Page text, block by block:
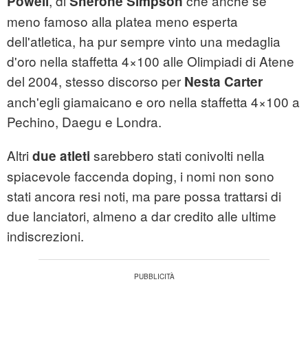
meno famoso alla platea meno esperta
dell'atletica, ha pur sempre vinto una medaglia
d'oro nella staffetta 4×100 alle Olimpiadi di Atene
del 2004, stesso discorso per Nesta Carter
anch'egli giamaicano e oro nella staffetta 4×100 a
Pechino, Daegu e Londra.
Altri due atleti sarebbero stati conivolti nella
spiacevole faccenda doping, i nomi non sono
stati ancora resi noti, ma pare possa trattarsi di
due lanciatori, almeno a dar credito alle ultime
indiscrezioni.